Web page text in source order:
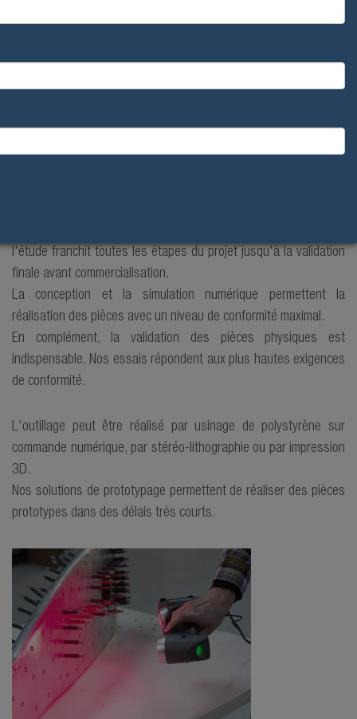
l'étude franchit toutes les étapes du projet jusqu'à la validation
finale avant commercialisation.
La conception et la simulation numérique permettent la
réalisation des pièces avec un niveau de conformité maximal.
En complément, la validation des pièces physiques est
indispensable. Nos essais répondent aux plus hautes exigences
de conformité.
L'outillage peut être réalisé par usinage de polystyrène sur
commande numérique, par stéréo-lithographie ou par impression
3D.
Nos solutions de prototypage permettent de réaliser des pièces
prototypes dans des délais très courts.